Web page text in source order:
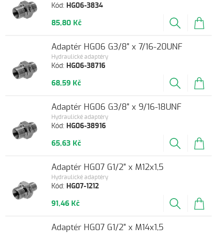
Kód: HG06-3834
85,80 Kč
Kód: HG06-38716
Hydraulické adaptéry
Adaptér HG06 G3/8" x 7/16-20UNF
68,59 Kč
Kód: HG06-38916
Hydraulické adaptéry
Adaptér HG06 G3/8" x 9/16-18UNF
65,63 Kč
Kód: HG07-1212
Hydraulické adaptéry
Adaptér HG07 G1/2" x M12x1,5
91,46 Kč
Adaptér HG07 G1/2" x M14x1,5